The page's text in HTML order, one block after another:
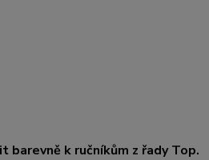
barevně k ručníkům z řady Top.